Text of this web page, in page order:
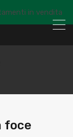
foce